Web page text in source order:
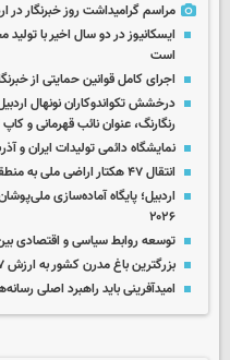
مراسم گرامیداشت روز خبرنگار در
ایسکانیوز در دو سال اخیر با تولید
است
اجرای کامل قوانین حمایتی از
رنگارنگ، عنوان نائب قهرمانی و
نمایشگاه دائمی تولیدات ایران و
انتقال ۴۷ هکتار اراضی ملی به منطقه آزاد اردبیل -بیله‌سوار
اردبیل؛ پایگاه آماده‌سازی
۲۰۲۶
توسعه روابط سیاسی و اقتصادی
بزرگترین باغ مدرن کشور به ارزش ۷ همت در پارس‌آباد احداث می‌شود
امیدآفرینی باید راهبرد اصلی